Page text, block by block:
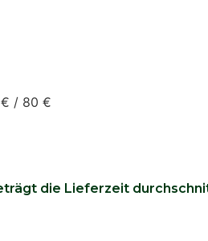
€ / 80 €
die Lieferzeit